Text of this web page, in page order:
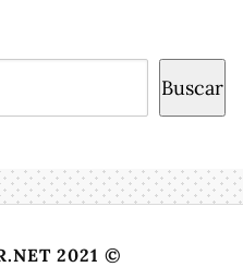
Buscar
2021 ©